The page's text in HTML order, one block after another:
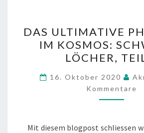
IM
LÖCHER,
TEIL
DAS ULTIMATIVE
IM KOSMOS:
LÖCHER,
16. Oktober 2020
Kommentare
Mit diesem blogpost schliessen